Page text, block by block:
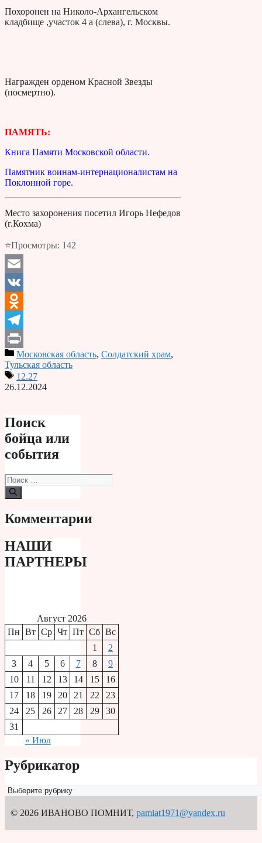
Похоронен на Николо-Архангельском
кладбище ,участок 4 а (слева), г. Москвы.
Награжден орденом Красной Звезды
(посмертно).
ПАМЯТЬ:
Книга Памяти Московской области.
Памятник воинам-интернационалистам на
Поклонной горе.
Место захоронения посетил Игорь Нефедов
(г.Кохма)
⭐Просмотры: 142
Email
VK
Odnoklassniki
Telegram
PrintМосковская область, Солдатский храм,
Тульская область
12.27
26.12.2024
Поиск
бойца или
события
Поиск:
Комментарии
НАШИ
ПАРТНЕРЫ
Август 2026
Пн Вт Ср Чт Пт Сб Вс
1
2
3
4 5 6 7 8
9
10
11 12 13 14 15
16
17
18 19 20 21 22
23
24
25 26 27 28 29
30
31
« Июл
Рубрикатор
Рубрикатор
© 2026 ИВАНОВО ПОМНИТ, pamiat1971@yandex.ru